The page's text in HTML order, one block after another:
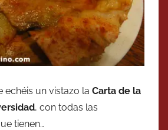
echéis un vistazo la Carta de la
, con todas las
tienen…